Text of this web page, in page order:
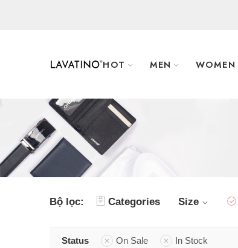
HOT MEN WOMEN
Bộ lọc: Categories Size
Status On Sale In Stock